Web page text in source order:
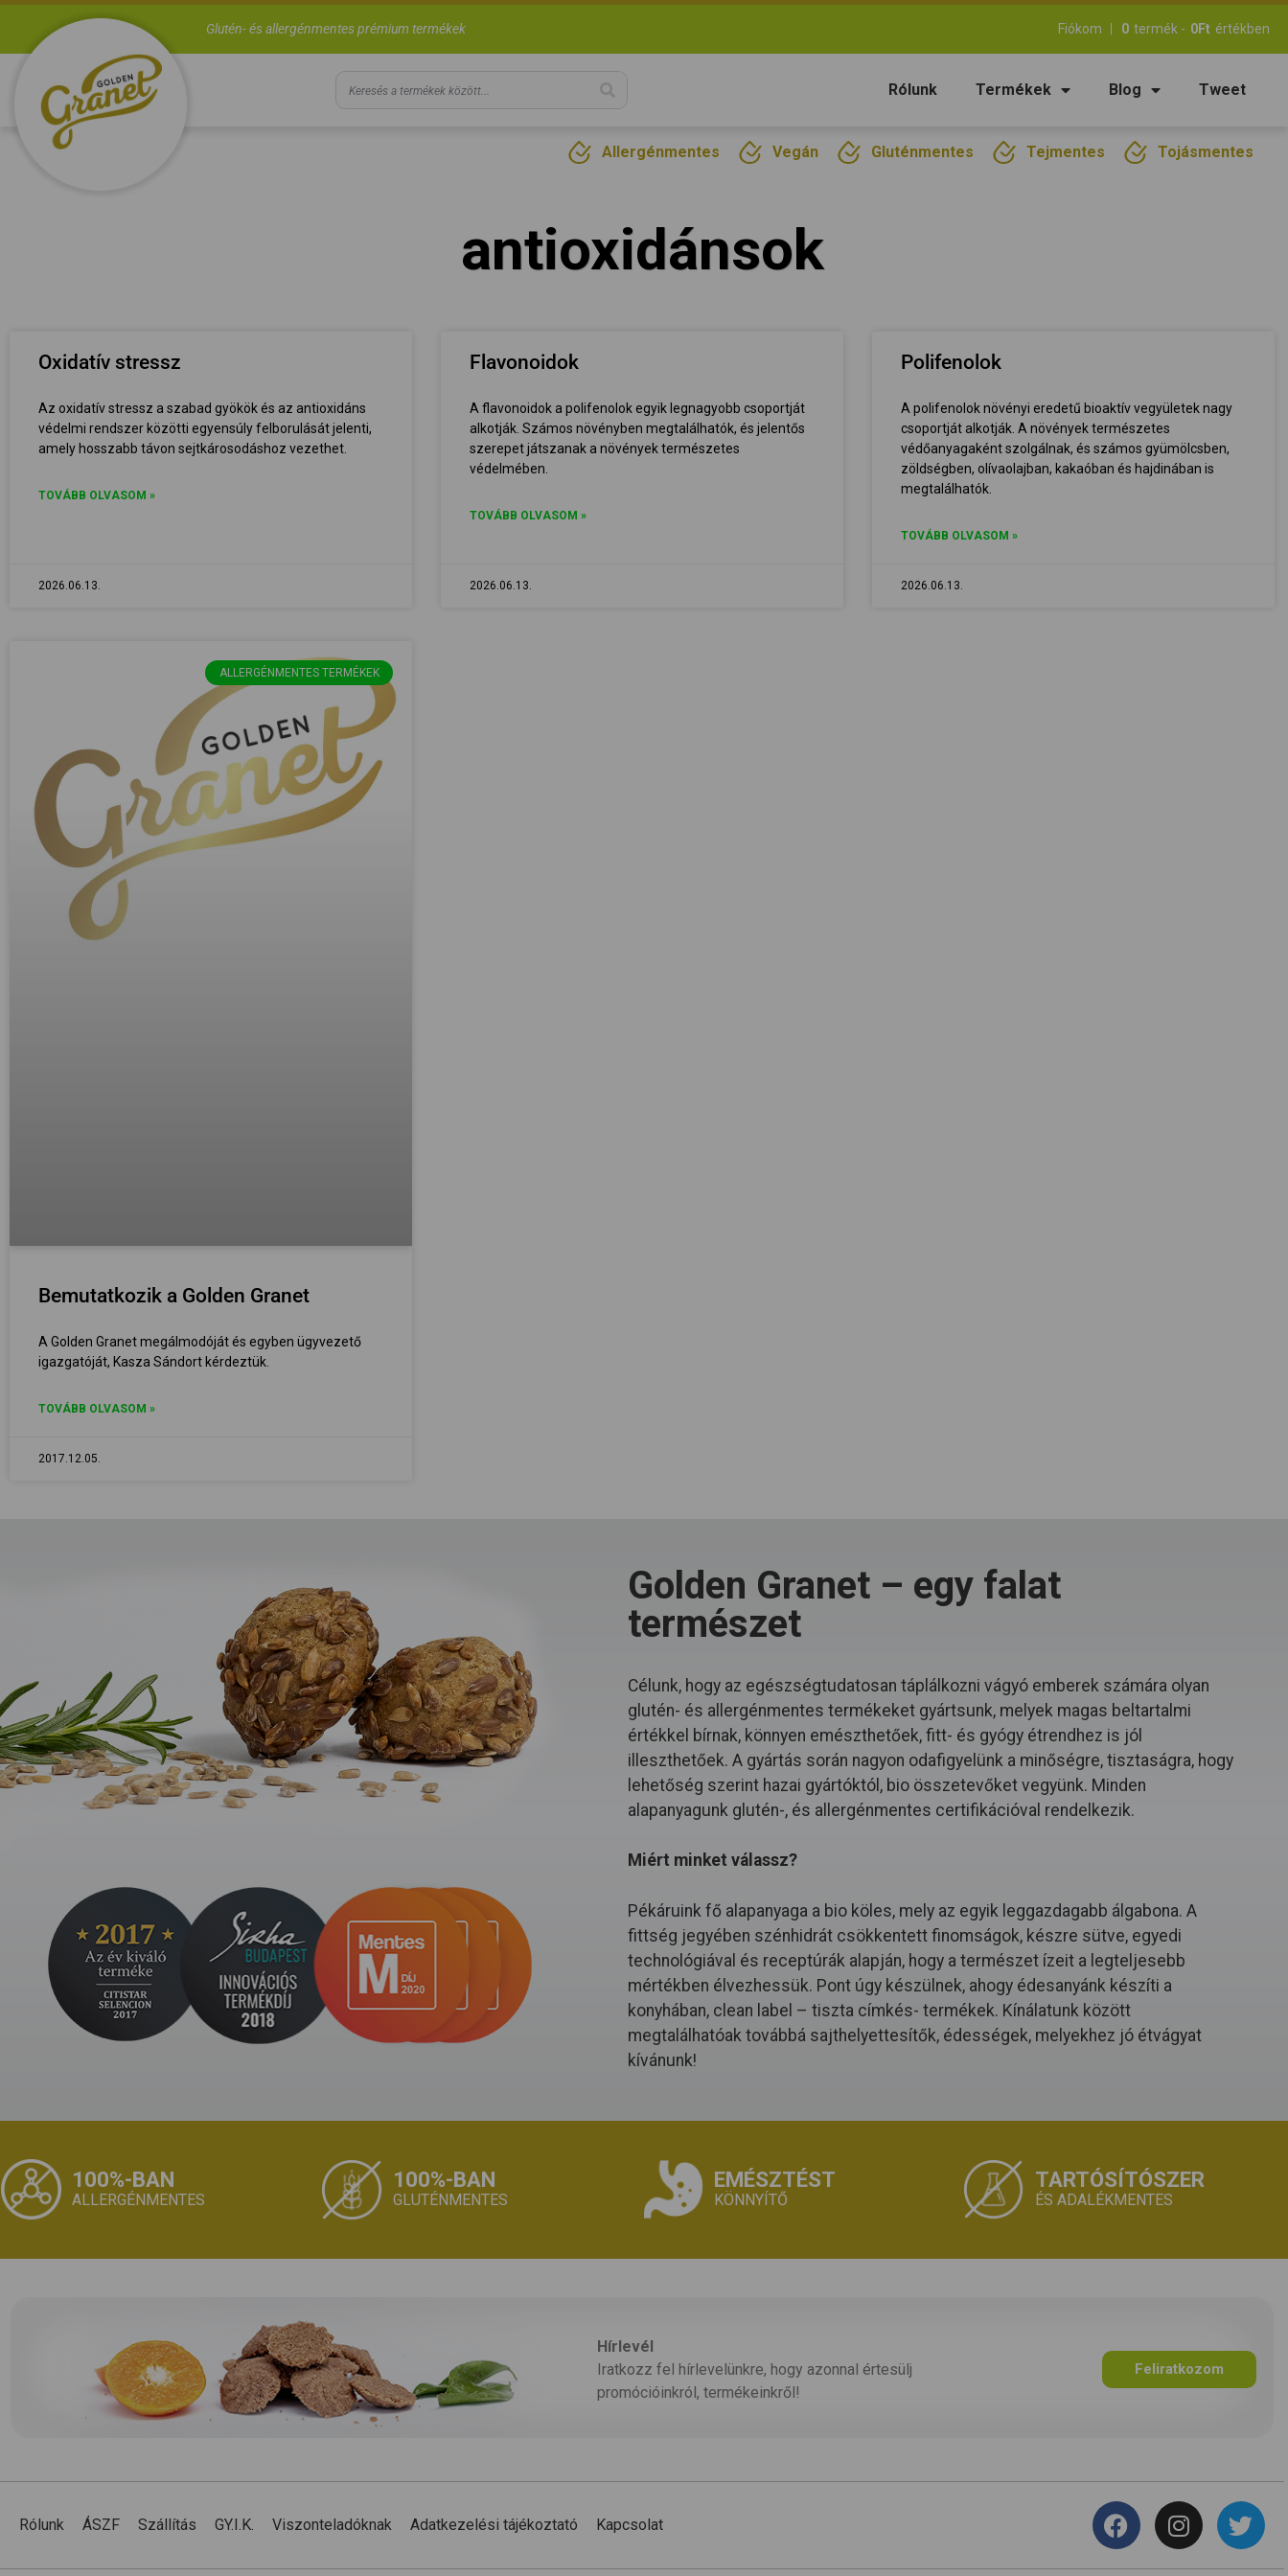
Glutén- és allergénmentes prémium termékek Fiókom 0 termék - 0Ft értékben
Rólunk Termékek Blog Tweet
Allergénmentes Vegán Gluténmentes Tejmentes Tojásmentes
antioxidánsok
Oxidatív stressz
Az oxidatív stressz a szabad gyökök és az antioxidáns
védelmi rendszer közötti egyensúly felborulását jelenti,
amely hosszabb távon sejtkárosodáshoz vezethet.
TOVÁBB OLVASOM »
2026.06.13.
Flavonoidok
A flavonoidok a polifenolok egyik legnagyobb csoportját
alkotják. Számos növényben megtalálhatók, és jelentős
szerepet játszanak a növények természetes
védelmében.
TOVÁBB OLVASOM »
2026.06.13.
Polifenolok
A polifenolok növényi eredetű bioaktív vegyületek nagy
csoportját alkotják. A növények természetes
védőanyagaként szolgálnak, és számos gyümölcsben,
zöldségben, olívaolajban, kakaóban és hajdinában is
megtalálhatók.
TOVÁBB OLVASOM »
2026.06.13.
ALLERGÉNMENTES TERMÉKEK
Bemutatkozik a Golden Granet
A Golden Granet megálmodóját és egyben ügyvezető
igazgatóját, Kasza Sándort kérdeztük.
TOVÁBB OLVASOM »
2017.12.05.
Golden Granet – egy falat
természet
Célunk, hogy az egészségtudatosan táplálkozni vágyó emberek számára olyan
glutén- és allergénmentes termékeket gyártsunk, melyek magas beltartalmi
értékkel bírnak, könnyen emészthetőek, fitt- és gyógy étrendhez is jól
illeszthetőek. A gyártás során nagyon odafigyelünk a minőségre, tisztaságra, hogy
lehetőség szerint hazai gyártóktól, bio összetevőket vegyünk. Minden
alapanyagunk glutén-, és allergénmentes certifikációval rendelkezik.
Miért minket válassz?
Pékáruink fő alapanyaga a bio köles, mely az egyik leggazdagabb álgabona. A
fittség jegyében szénhidrát csökkentett finomságok, készre sütve, egyedi
technológiával és receptúrák alapján, hogy a természet ízeit a legteljesebb
mértékben élvezhessük. Pont úgy készülnek, ahogy édesanyánk készíti a
konyhában, clean label – tiszta címkés- termékek. Kínálatunk között
megtalálhatóak továbbá sajthelyettesítők, édességek, melyekhez jó étvágyat
kívánunk!
100%-BAN
ALLERGÉNMENTES
100%-BAN
GLUTÉNMENTES
EMÉSZTÉST
KÖNNYÍTŐ
TARTÓSÍTÓSZER
ÉS ADALÉKMENTES
Hírlevél
Iratkozz fel hírlevelünkre, hogy azonnal értesülj
promócióinkról, termékeinkről!
Feliratkozom
Rólunk ÁSZF Szállítás GY.I.K. Viszonteladóknak Adatkezelési tájékoztató Kapcsolat